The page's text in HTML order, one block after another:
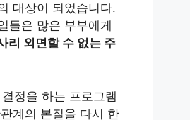
대상이 되었습니다.
들은 많은 부부에게
리 외면할 수 없는 주
정을 하는 프로그램
계의 본질을 다시 한